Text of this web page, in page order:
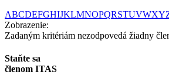
ABCDEFGHIJKLMNOPQRSTUVWXY
Zobrazenie:
Zadaným kritériám nezodpovedá žiadny
Staňte sa
členom ITAS